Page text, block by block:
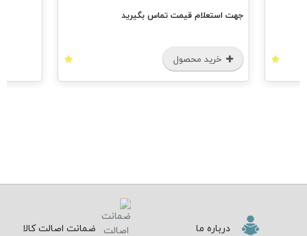
جهت استعلام قیمت تماس بگیرید
خرید محصول
درباره ما ضمانت اصالت کالا